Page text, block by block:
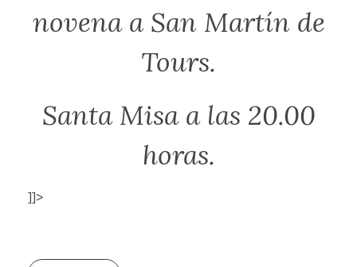
novena a San Martín de
Tours.
Santa Misa a las 20.00
horas.
]]>